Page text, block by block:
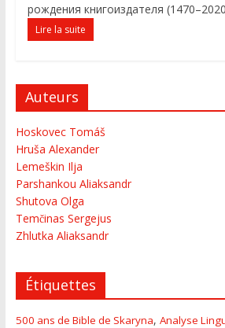
рождения книгоиздателя
Lire la suite
Auteurs
Hoskovec Tomáš
Hruša Alexander
Lemeškin Ilja
Parshankou Aliaksandr
Shutova Olga
Temčinas Sergejus
Zhlutka Aliaksandr
Étiquettes
500 ans de Bible de Skaryna, Analyse